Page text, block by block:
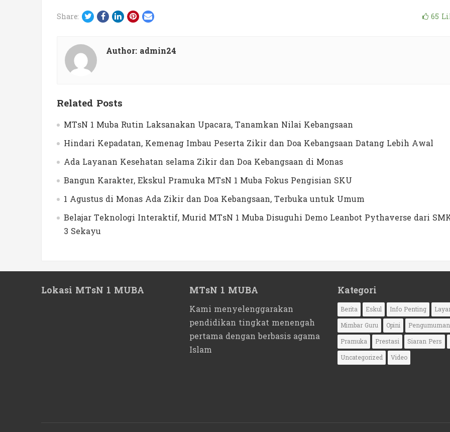
Share: Twitter
Facebook
LinkedIn
Pinterest
Email 65
Author: admin24
Related Posts
MTsN 1 Muba Rutin Laksanakan Upacara, Tanamkan Nilai Kebangsaan
Hindari Kepadatan, Kemenag Imbau Peserta Zikir dan Doa Kebangsaan Datang Lebih Awal
Ada Layanan Kesehatan selama Zikir dan Doa Kebangsaan di Monas
Bangun Karakter, Ekskul Pramuka MTsN 1 Muba Fokus Pengisian SKU
1 Agustus di Monas Ada Zikir dan Doa Kebangsaan, Terbuka untuk Umum
Belajar Teknologi Interaktif, Murid MTsN 1 Muba Disuguhi Demo Leanbot Pythaverse dari
3 Sekayu
Lokasi MTsN 1 MUBA MTsN 1 MUBA
Kami menyelenggarakan
pendidikan tingkat menengah
pertama dengan berbasis agama
Islam
Kategori
Berita Eskul Info Penting
Mimbar Guru
Opini
Pengumuman
Pramuka
Prestasi
Siaran Pers
Uncategorized
Video